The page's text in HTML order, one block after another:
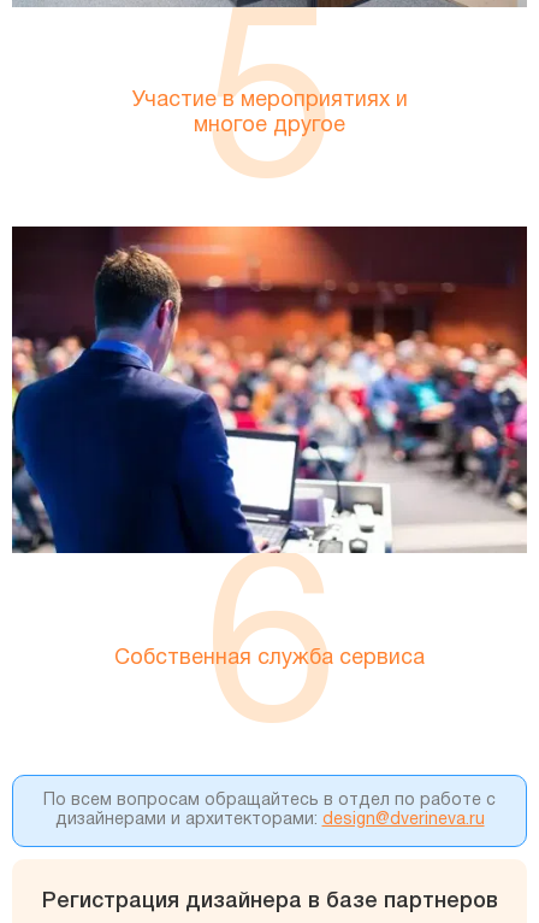
5
Участие в мероприятиях и
многое другое
6
Собственная служба сервиса
По всем вопросам обращайтесь в отдел по работе с
дизайнерами и архитекторами: design@dverineva.ru
Регистрация дизайнера в базе партнеров